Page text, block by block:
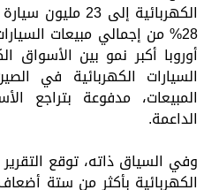
28% من إجمالي مبيعات
أوروبا أكبر نمو بين الأسواق
المبيعات، مدفوعة بتراجع
الداعمة.
وفي السياق ذاته، توقع